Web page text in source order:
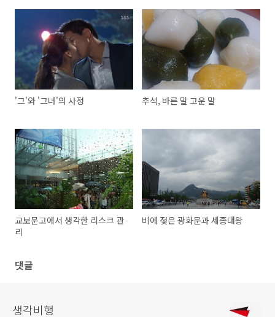
'그'와 '그녀'의 사정 추석, 바른 말 고운 말
교보문고에서 생각한 리스크 관
리
비에 젖은 광화문과 세종대왕
댓글
생각비행